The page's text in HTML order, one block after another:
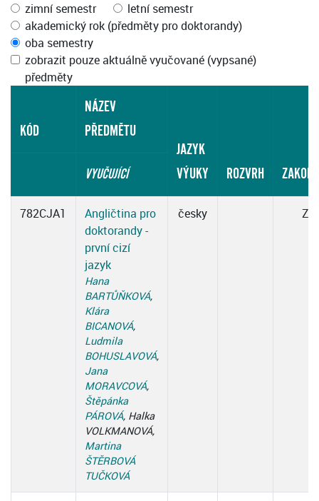
zimní semestr
letní semestr
akademický rok (předměty pro doktorandy)
oba semestry
zobrazit pouze aktuálně vyučované (vypsané)
předměty
KÓD
NÁZEV
PŘEDMĚTU
JAZYK
VÝUKY
ROZVRH
VYUČUJÍCÍ
782CJA1
Angličtina pro
doktorandy -
první cizí
jazyk
Hana
BARTŮŇKOVÁ,
Klára
BICANOVÁ,
Ludmila
BOHUSLAVOVÁ,
Jana
MORAVCOVÁ,
Štěpánka
PÁROVÁ, Halka
VOLKMANOVÁ,
Martina
ŠTĚRBOVÁ
TUČKOVÁ
česky ZK